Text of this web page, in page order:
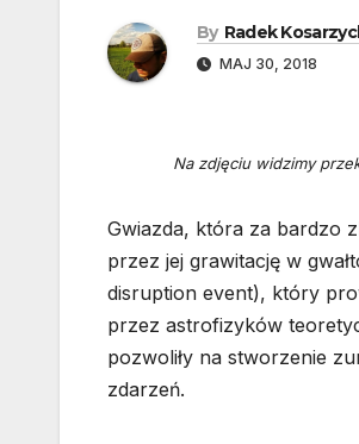
By Radek
MAJ 30, 2018
Na zdjęciu widzimy
Gwiazda, która za bardzo
przez jej grawitację w
disruption event), który
przez astrofizyków
pozwoliły na stworzenie
zdarzeń.